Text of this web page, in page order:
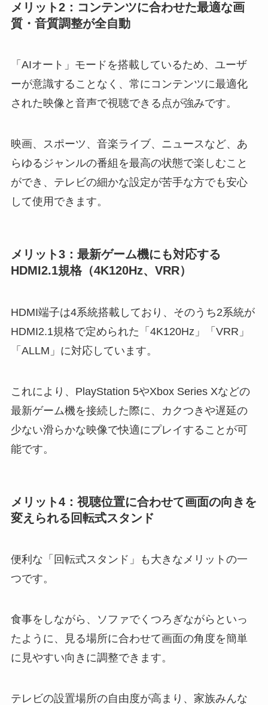
メリット2：コンテンツに合わせた最適な画
質・音質調整が全自動
「AIオート」モードを搭載しているため、ユーザ
ーが意識することなく、常にコンテンツに最適化
された映像と音声で視聴できる点が強みです。
映画、スポーツ、音楽ライブ、ニュースなど、あ
らゆるジャンルの番組を最高の状態で楽しむこと
ができ、テレビの細かな設定が苦手な方でも安心
して使用できます。
メリット3：最新ゲーム機にも対応する
HDMI2.1規格（4K120Hz、VRR）
HDMI端子は4系統搭載しており、そのうち2系統が
HDMI2.1規格で定められた「4K120Hz」「VRR」
「ALLM」に対応しています。
これにより、PlayStation 5やXbox Series Xなどの
最新ゲーム機を接続した際に、カクつきや遅延の
少ない滑らかな映像で快適にプレイすることが可
能です。
メリット4：視聴位置に合わせて画面の向きを
変えられる回転式スタンド
便利な「回転式スタンド」も大きなメリットの一
つです。
食事をしながら、ソファでくつろぎながらといっ
たように、見る場所に合わせて画面の角度を簡単
に見やすい向きに調整できます。
テレビの設置場所の自由度が高まり、家族みんな